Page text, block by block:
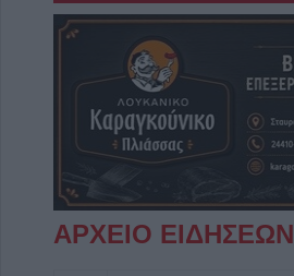
ΑΡΧΕΙΟ ΕΙΔΗΣΕΩΝ